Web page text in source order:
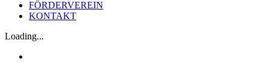
FÖRDERVEREIN
KONTAKT
Loading...